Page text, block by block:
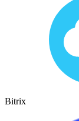
Bitrix